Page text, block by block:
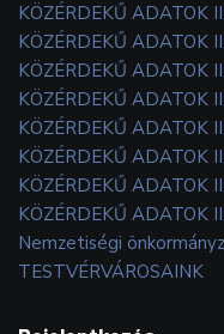
KÖZÉRDEKŰ ADATOK
KÖZÉRDEKŰ ADATOK
KÖZÉRDEKŰ ADATOK
KÖZÉRDEKŰ ADATOK
KÖZÉRDEKŰ ADATOK
KÖZÉRDEKŰ ADATOK
KÖZÉRDEKŰ ADATOK
KÖZÉRDEKŰ ADATOK
Nemzetiségi
TESTVÉRVÁROSAINK